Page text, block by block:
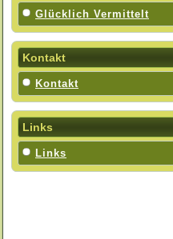
Glücklich Vermittelt
Kontakt
Kontakt
Links
Links